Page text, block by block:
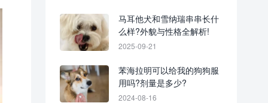
马耳他犬和雪纳瑞串串长什
么样?外貌与性格全解析!
2025-09-21
苯海拉明可以给我的狗狗服
用吗?剂量是多少?
2024-08-16